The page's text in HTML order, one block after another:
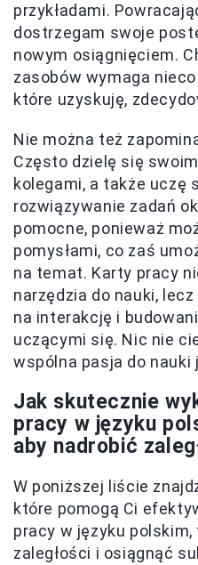
przykładami.
dostrzegam swoje
nowym osiągnięciem.
zasobów wymaga
które uzyskuję,
Nie można też
Często dzielę się
kolegami, a także uczę
rozwiązywanie zadań
pomocne, ponieważ
pomysłami, co zaś
na temat. Karty pracy
narzędzia do nauki,
na interakcję i
uczącymi się. Nic nie
wspólna pasja do nauki
Jak skutecznie
pracy w języku
aby nadrobić
W poniższej liście
które pomogą Ci
pracy w języku
zaległości i osiągnąć